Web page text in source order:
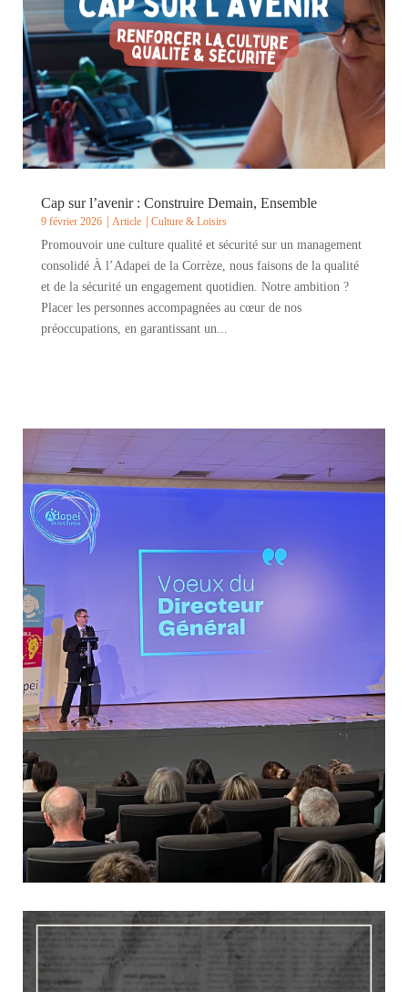
Cap sur l’avenir : Construire Demain, Ensemble
9 février 2026 Article Culture & Loisirs
Promouvoir une culture qualité et sécurité sur un management
consolidé À l’Adapei de la Corrèze, nous faisons de la qualité
et de la sécurité un engagement quotidien. Notre ambition ?
Placer les personnes accompagnées au cœur de nos
préoccupations, en garantissant un...
Une année placée sous le signe de l’engagement collectif
2 février 2026 Culture & Loisirs
Lundi dernier, l’Adapei de la Corrèze a organisé sa cérémonie
des vœux, à l’amphithéâtre du Conseil départemental de la